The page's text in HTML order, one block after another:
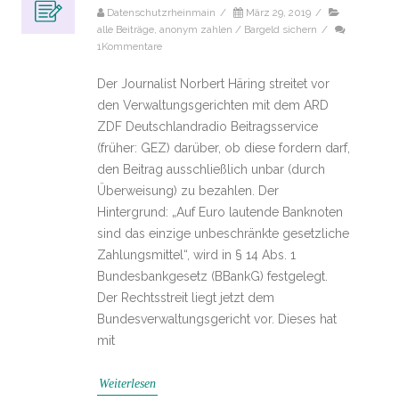
Datenschutzrheinmain / März 29, 2019 /
alle Beiträge, anonym zahlen / Bargeld sichern /
1Kommentare
Der Journalist Norbert Häring streitet vor
den Verwaltungsgerichten mit dem ARD
ZDF Deutschlandradio Beitragsservice
(früher: GEZ) darüber, ob diese fordern darf,
den Beitrag ausschließlich unbar (durch
Überweisung) zu bezahlen. Der
Hintergrund: „Auf Euro lautende Banknoten
sind das einzige unbeschränkte gesetzliche
Zahlungsmittel“, wird in § 14 Abs. 1
Bundesbankgesetz (BBankG) festgelegt.
Der Rechtsstreit liegt jetzt dem
Bundesverwaltungsgericht vor. Dieses hat
mit
Weiterlesen